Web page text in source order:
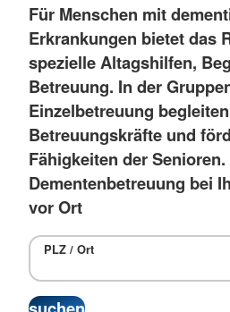
Für Menschen mit
Erkrankungen bietet das
spezielle Altagshilfen,
Betreuung. In der
Einzelbetreuung
Betreuungskräfte und
Fähigkeiten der Senioren.
Dementenbetreuung bei
vor Ort
PLZ / Ort